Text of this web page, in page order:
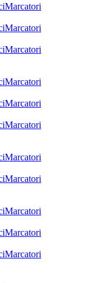
Marcatori
Marcatori
Marcatori
Marcatori
Marcatori
Marcatori
Marcatori
Marcatori
Marcatori
Marcatori
Marcatori